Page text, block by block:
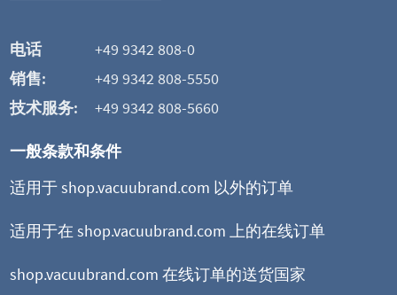
电话
+49 9342 808-0
销售:
+49 9342 808-5550
技术服务:
+49 9342 808-5660
一般条款和条件
适用于 shop.vacuubrand.com 以外的订单
适用于在 shop.vacuubrand.com 上的在线订单
shop.vacuubrand.com 在线订单的送货国家